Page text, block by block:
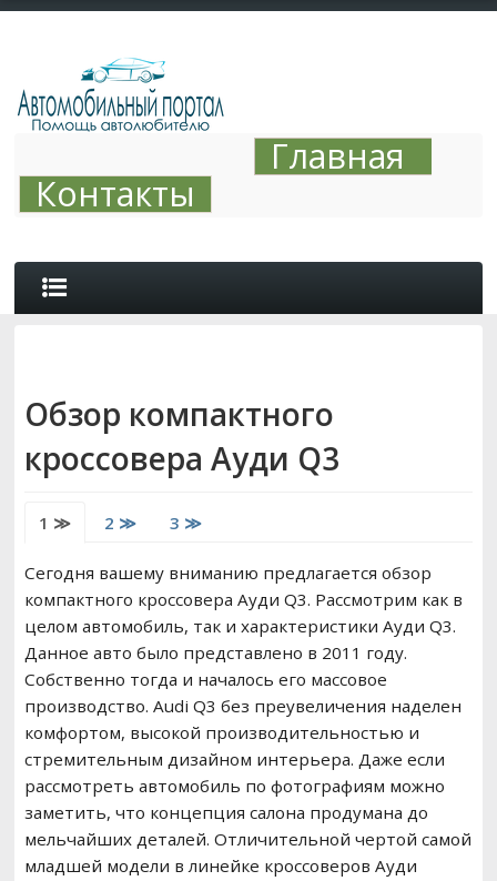
Главная
Контакты
АВТО ТЮНИНГ
СОВЕТЫ
РЕМОНТ ВАЗ
ВОЖДЕНИЕ
Обзор компактного
кроссовера Ауди Q3
1 ≫ 2 ≫ 3 ≫
Сегодня вашему вниманию предлагается обзор
компактного кроссовера Ауди Q3. Рассмотрим как в
целом автомобиль, так и характеристики Ауди Q3.
Данное авто было представлено в 2011 году.
Собственно тогда и началось его массовое
производство. Audi Q3 без преувеличения наделен
комфортом, высокой производительностью и
стремительным дизайном интерьера. Даже если
рассмотреть автомобиль по фотографиям можно
заметить, что концепция салона продумана до
мельчайших деталей. Отличительной чертой самой
младшей модели в линейке кроссоверов Ауди